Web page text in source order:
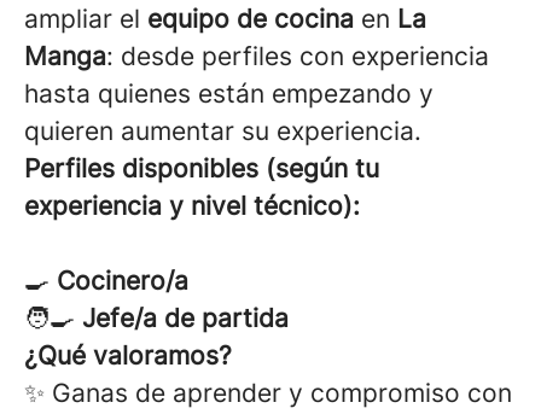
ampliar el equipo de cocina en La
Manga: desde perfiles con experiencia
hasta quienes están empezando y
quieren aumentar su experiencia.
Perfiles disponibles (según tu
experiencia y nivel técnico):
🍳 Cocinero/a
🧑‍🍳 Jefe/a de partida
¿Qué valoramos?
✨ Ganas de aprender y compromiso con